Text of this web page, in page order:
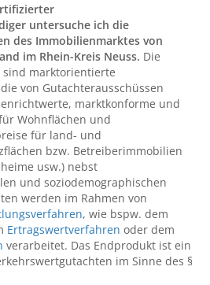
untersuche ich die
des Immobilienmarktes von
im Rhein-Kreis Neuss. Die
marktorientierte
von Gutachterausschüssen
marktkonforme und
Wohnflächen und
für land- und
bzw. Betreiberimmobilien
usw.) nebst
und soziodemographischen
werden im Rahmen von
, wie bspw. dem
Ertragswertverfahren oder dem
verarbeitet. Das Endprodukt ist ein
im Sinne des §